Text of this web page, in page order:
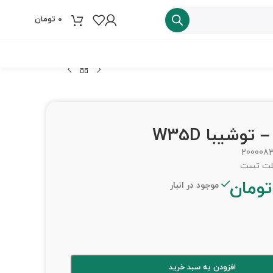
0 تومان
تومان موجود در انبار
افزودن به سبد خرید